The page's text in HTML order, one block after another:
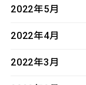
2022年5月
2022年4月
2022年3月